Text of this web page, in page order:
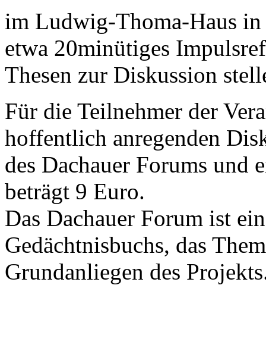
im Ludwig-Thoma-Haus in
etwa 20minütiges
Thesen zur Diskussion
Für die Teilnehmer der
hoffentlich anregenden
des Dachauer Forums und
beträgt 9 Euro.
Das Dachauer Forum ist
Gedächtnisbuchs, das
Grundanliegen des